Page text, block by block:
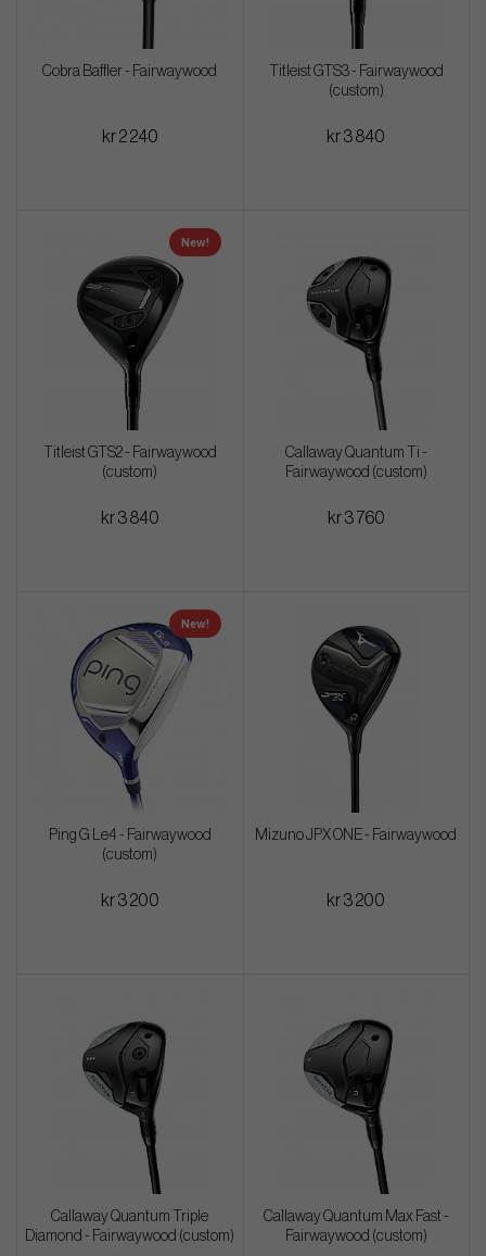
Cobra Baffler - Fairwaywood
kr 2 240
Titleist GTS3 - Fairwaywood
(custom)
kr 3 840
New!
Titleist GTS2 - Fairwaywood
(custom)
kr 3 840
Callaway Quantum Ti -
Fairwaywood (custom)
kr 3 760
New!
Ping G Le4 - Fairwaywood
(custom)
kr 3 200
Mizuno JPX ONE - Fairwaywood
kr 3 200
Callaway Quantum Triple
Diamond - Fairwaywood (custom)
Callaway Quantum Max Fast -
Fairwaywood (custom)